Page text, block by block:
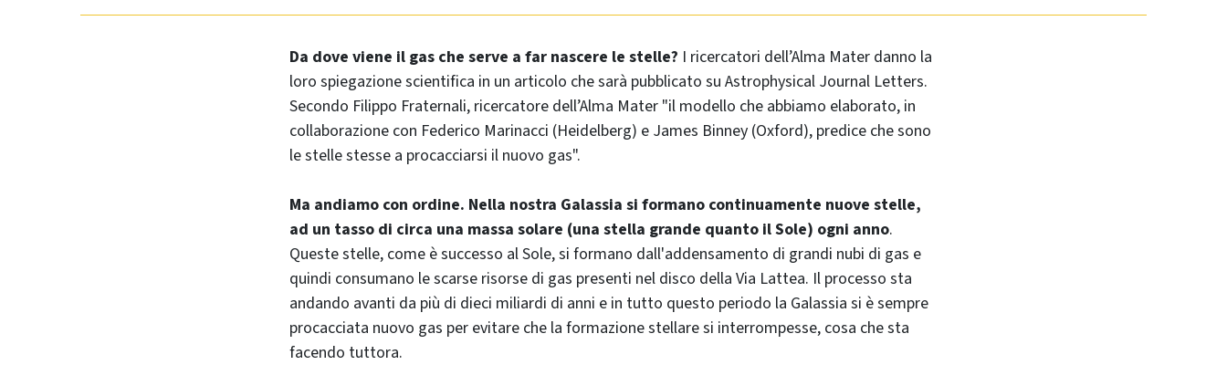
Da dove viene il gas che serve a far nascere le stelle? I ricercatori dell’Alma Mater danno la
loro spiegazione scientifica in un articolo che sarà pubblicato su Astrophysical Journal Letters.
Secondo Filippo Fraternali, ricercatore dell’Alma Mater "il modello che abbiamo elaborato, in
collaborazione con Federico Marinacci (Heidelberg) e James Binney (Oxford), predice che sono
le stelle stesse a procacciarsi il nuovo gas".
Ma andiamo con ordine. Nella nostra Galassia si formano continuamente nuove stelle,
ad un tasso di circa una massa solare (una stella grande quanto il Sole) ogni anno.
Queste stelle, come è successo al Sole, si formano dall'addensamento di grandi nubi di gas e
quindi consumano le scarse risorse di gas presenti nel disco della Via Lattea. Il processo sta
andando avanti da più di dieci miliardi di anni e in tutto questo periodo la Galassia si è sempre
procacciata nuovo gas per evitare che la formazione stellare si interrompesse, cosa che sta
facendo tuttora.